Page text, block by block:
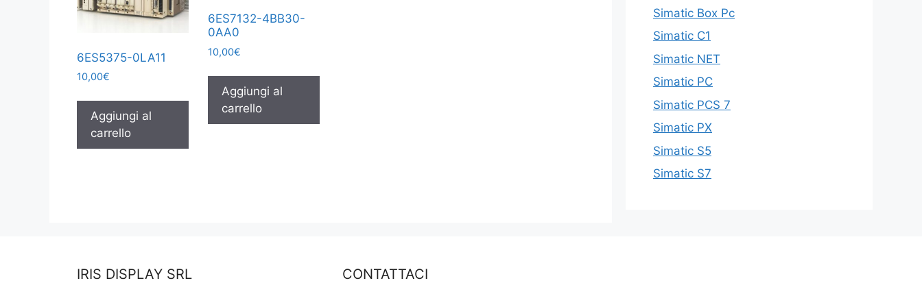
6ES5375-0LA11
10,00€
Aggiungi al
carrello
6ES7132-4BB30-
0AA0
10,00€
Aggiungi al
carrello
Simatic Box Pc
Simatic C1
Simatic NET
Simatic PC
Simatic PCS 7
Simatic PX
Simatic S5
Simatic S7
IRIS DISPLAY SRL CONTATTACI